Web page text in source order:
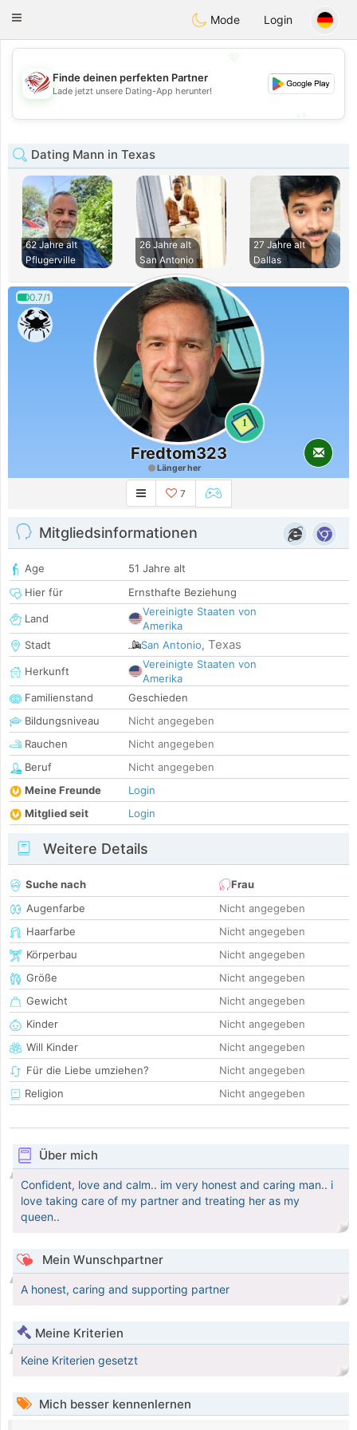
Dating
Toggle
Mode Login
💖
💕
Finde deinen perfekten Partner
Lade jetzt unsere Dating-App herunter!
Dating Mann in Texas
62 Jahre alt
Pflugerville
26 Jahre alt
San Antonio
27 Jahre alt
Dallas
0.7/1
1
Fredtom323
Länger her
7
Mitgliedsinformationen
Age
51 Jahre alt
Hier für
Ernsthafte Beziehung
Land
Vereinigte Staaten von
Amerika
Stadt
San Antonio, Texas
Herkunft
Vereinigte Staaten von
Amerika
Familienstand
Geschieden
Bildungsniveau
Nicht angegeben
Rauchen
Nicht angegeben
Beruf
Nicht angegeben
Meine Freunde
Login
Mitglied seit
Login
Weitere Details
Suche nach
Frau
Augenfarbe
Nicht angegeben
Haarfarbe
Nicht angegeben
Körperbau
Nicht angegeben
Größe
Nicht angegeben
Gewicht
Nicht angegeben
Kinder
Nicht angegeben
Will Kinder
Nicht angegeben
Für die Liebe umziehen?
Nicht angegeben
Religion
Nicht angegeben
Über mich
Confident, love and calm.. im very honest and caring man.. i
love taking care of my partner and treating her as my
queen..
Mein Wunschpartner
A honest, caring and supporting partner
Meine Kriterien
Keine Kriterien gesetzt
Mich besser kennenlernen